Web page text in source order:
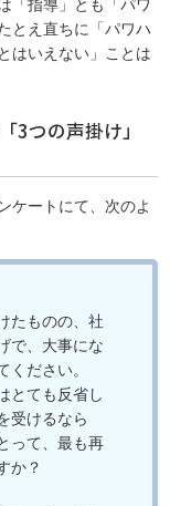
「指導」とも「パワ
とえ直ちに「パワハ
はいえない」ことは
3つの声掛け」
ケートにて、次のよ
たものの、社
で、大事にな
ください。
とても反省し
受けるなら
って、最も再
か？